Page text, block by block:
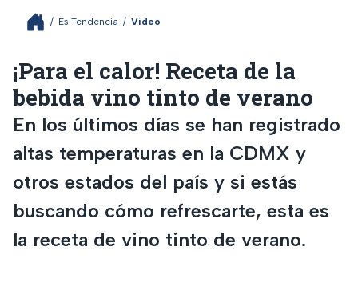
/ Es Tendencia / Video
¡Para el calor! Receta de la
bebida vino tinto de verano
En los últimos días se han registrado
altas temperaturas en la CDMX y
otros estados del país y si estás
buscando cómo refrescarte, esta es
la receta de vino tinto de verano.